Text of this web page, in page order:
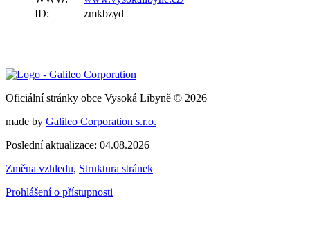
ID:
zmkbzyd
Oficiální stránky obce Vysoká Libyně © 2026
made by Galileo Corporation s.r.o.
Poslední aktualizace: 04.08.2026
Změna vzhledu, Struktura stránek
Prohlášení o přístupnosti